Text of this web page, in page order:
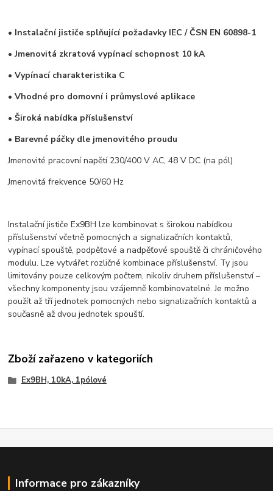
• Instalační jističe splňující požadavky IEC / ČSN EN 60898-1
• Jmenovitá zkratová vypínací schopnost 10 kA
• Vypínací charakteristika C
• Vhodné pro domovní i průmyslové aplikace
• Široká nabídka příslušenství
• Barevné páčky dle jmenovitého proudu
Jmenovité pracovní napětí 230/400 V AC, 48 V DC (na pól)
Jmenovitá frekvence 50/60 Hz
Instalační jističe Ex9BH lze kombinovat s širokou nabídkou
příslušenství včetně pomocných a signalizačních kontaktů,
vypínací spouště, podpěťové a nadpěťové spouště či chráničového
modulu. Lze vytvářet rozličné kombinace příslušenství. Ty jsou
limitovány pouze celkovým počtem, nikoliv druhem příslušenství –
všechny komponenty jsou vzájemně kombinovatelné. Je možno
použít až tří jednotek pomocných nebo signalizačních kontaktů a
současně až dvou jednotek spouští.
Zboží zařazeno v kategoriích
Ex9BH, 10kA, 1pólové
Informace pro zákazníky